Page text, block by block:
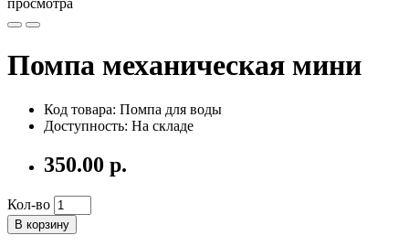
просмотра
Помпа механическая мини
Код товара: Помпа для воды
Доступность: На складе
350.00 р.
Кол-во
В корзину